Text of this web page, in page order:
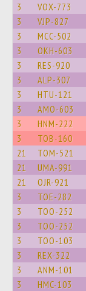
3 VOX-773
3 VJP-827
3 MCC-502
3 OKH-603
3 RES-920
3 ALP-307
3 HTU-121
3 AMO-603
3 HNM-222
3 TOB-160
21 TOM-521
21 UMA-991
21 OJR-921
3 TOE-282
3 TOO-252
3 TOO-252
3 TOO-103
3 REX-322
3 ANM-101
3 HMC-103